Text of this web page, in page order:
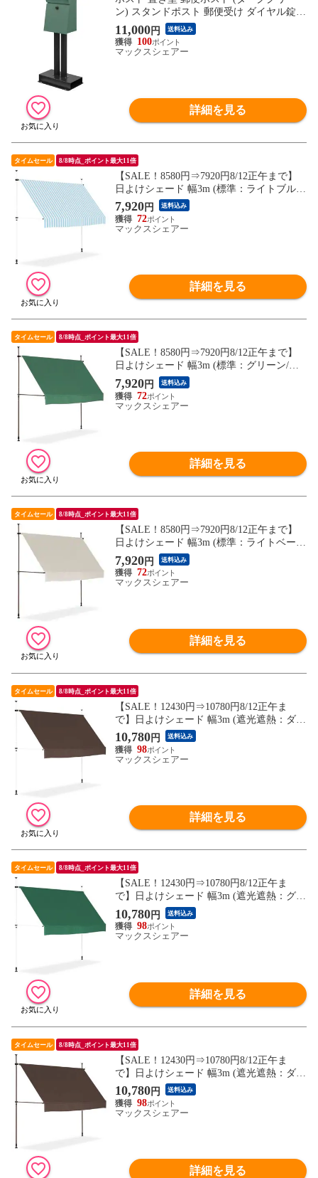
ン) スタンドポスト 郵便受け ダイヤル錠
鍵付き 角型 A4/B4サイズ スタンドタイプ
据え置き 戸建て 家庭用 セキュリティ おし
ゃれ 北欧 ダイヤルロック式メールボック
11,000円 送料込み
100
マックスシェアー
詳細を見る
タイムセール 8/8時点_ポイント最大11倍
【SALE！8580円⇒7920円8/12正午まで】
日よけシェード 幅3m (標準：ライトブルー
ストライプ/ホワイトフレーム/本体のみ) つ
っぱり式 巻き上げ オーニング UVカット
撥水 サンシェード 折りたたみ 目隠し 物干
7,920円 送料込み
72
マックスシェアー
詳細を見る
タイムセール 8/8時点_ポイント最大11倍
【SALE！8580円⇒7920円8/12正午まで】
日よけシェード 幅3m (標準：グリーン/ブ
ラウンフレーム/本体のみ) つっぱり式 巻き
上げ オーニング UVカット 撥水 サンシェ
ード 折りたたみ 目隠し 物干し つっぱり日
7,920円 送料込み
72
マックスシェアー
詳細を見る
タイムセール 8/8時点_ポイント最大11倍
【SALE！8580円⇒7920円8/12正午まで】
日よけシェード 幅3m (標準：ライトベージ
ュ/ブラウンフレーム/本体のみ) つっぱり式
巻き上げ オーニング UVカット 撥水 サン
シェード 折りたたみ 目隠し 物干し つっぱ
7,920円 送料込み
72
マックスシェアー
詳細を見る
タイムセール 8/8時点_ポイント最大11倍
【SALE！12430円⇒10780円8/12正午ま
で】日よけシェード 幅3m (遮光遮熱：ダー
クブラウン/ホワイトフレーム/本体のみ) つ
っぱり式 巻き上げ オーニング UVカット
撥水 サンシェード 折りたたみ 目隠し 物干
10,780円 送料込み
98
マックスシェアー
詳細を見る
タイムセール 8/8時点_ポイント最大11倍
【SALE！12430円⇒10780円8/12正午ま
で】日よけシェード 幅3m (遮光遮熱：グリ
ーン/ホワイトフレーム/本体のみ) つっぱり
式 巻き上げ オーニング UVカット 撥水 サ
ンシェード 折りたたみ 目隠し 物干し つっ
10,780円 送料込み
98
マックスシェアー
詳細を見る
タイムセール 8/8時点_ポイント最大11倍
【SALE！12430円⇒10780円8/12正午ま
で】日よけシェード 幅3m (遮光遮熱：ダー
クブラウン/ブラウンフレーム/本体のみ) つ
っぱり式 巻き上げ オーニング UVカット
撥水 サンシェード 折りたたみ 目隠し 物干
10,780円 送料込み
98
マックスシェアー
詳細を見る